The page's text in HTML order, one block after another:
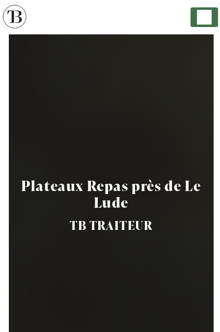
Plateaux Repas près de Le
Lude
TB TRAITEUR
Panneau de gestion des cookies